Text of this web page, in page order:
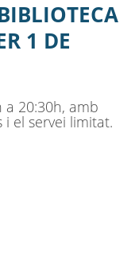
1 DE
a 20:30h, amb
el servei limitat.